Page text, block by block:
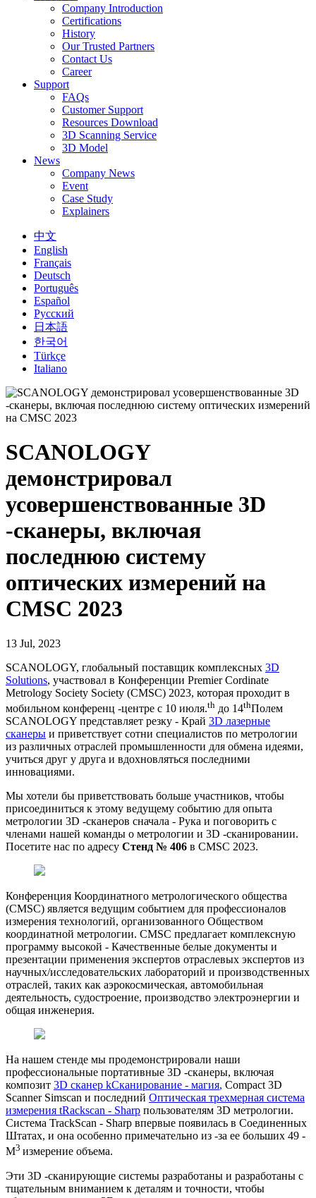
Company Introduction
Certifications
History
Our Trusted Partners
Contact Us
Career
Support
FAQs
Customer Support
Resources Download
3D Scanning Service
3D Model
News
Company News
Event
Case Study
Explainers
中文
English
Français
Deutsch
Português
Español
Русский
日本語
한국어
Türkçe
Italiano
SCANOLOGY
демонстрировал
усовершенствованные 3D
-сканеры, включая
последнюю систему
оптических измерений на
CMSC 2023
13 Jul, 2023
SCANOLOGY, глобальный поставщик комплексных 3D
Solutions, участвовал в Конференции Premier Cordinate
Metrology Society Society (CMSC) 2023, которая проходит в
мобильном конференц -центре с 10 июля.th до 14thПолем
SCANOLOGY представляет резку - Край 3D лазерные
сканеры и приветствует сотни специалистов по метрологии
из различных отраслей промышленности для обмена идеями,
учиться друг у друга и вдохновляться последними
инновациями.
Мы хотели бы приветствовать больше участников, чтобы
присоединиться к этому ведущему событию для опыта
метрологии 3D -сканеров сначала - Рука и поговорить с
членами нашей команды о метрологии и 3D -сканировании.
Посетите нас по адресу Стенд № 406 в CMSC 2023.
Конференция Координатного метрологического общества
(CMSC) является ведущим событием для профессионалов
измерения технологий, организованного Обществом
координатной метрологии. CMSC предлагает комплексную
программу высокой - Качественные белые документы и
презентации применения экспертов отраслевых экспертов из
научных/исследовательских лабораторий и производственных
отраслей, таких как аэрокосмическая, автомобильная
деятельность, судостроение, производство электроэнергии и
общая инженерия.
На нашем стенде мы продемонстрировали наши
профессиональные портативные 3D -сканеры, включая
композит 3D сканер kСканирование - магия, Compact 3D
Scanner Simscan и последний Оптическая трехмерная система
измерения tRackscan - Sharp пользователям 3D метрологии.
Система TrackScan - Sharp впервые появилась в Соединенных
Штатах, и она особенно примечательно из -за ее больших 49 -
M3 измерение объема.
Эти 3D -сканирующие системы разработаны и разработаны с
тщательным вниманием к деталям и точности, чтобы